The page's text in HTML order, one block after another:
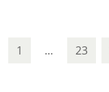
1 … 23